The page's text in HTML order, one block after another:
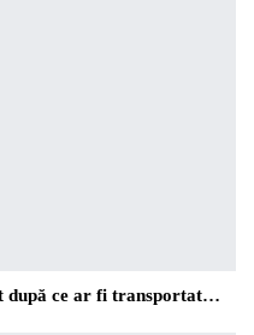
după ce ar fi transportat…